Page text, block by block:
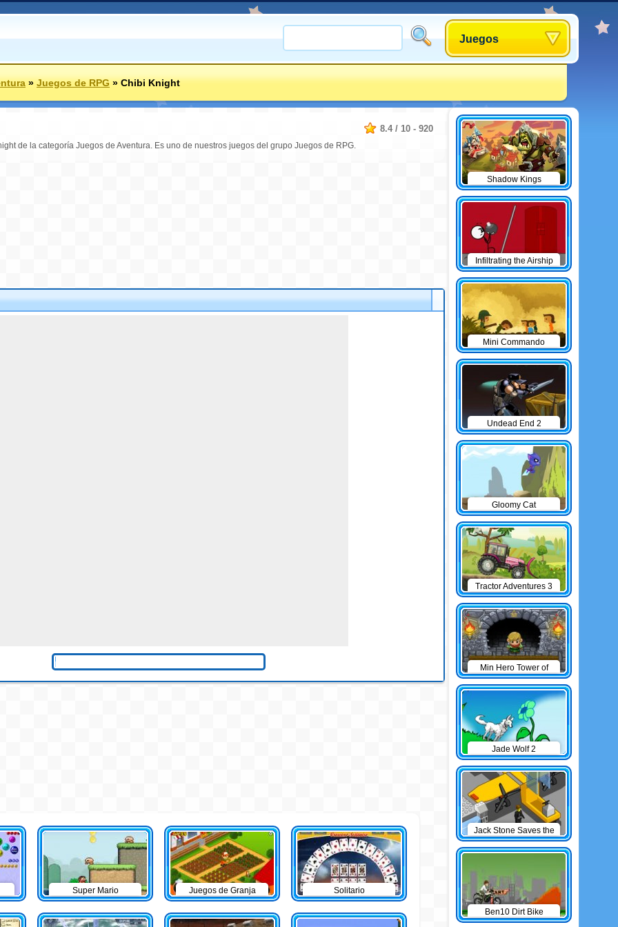
Juegos
»Juegos de RPG»Chibi Knight
8.4 / 10 - 920
de la categoría Juegos de Aventura. Es uno de nuestros juegos del grupo Juegos de RPG.
Super Mario Juegos de Granja Solitario
Shadow Kings
Infiltrating the Airship
Mini Commando
Undead End 2
Gloomy Cat
Tractor Adventures 3
game
Min Hero Tower of
Sage
Jade Wolf 2
Jack Stone Saves the
Day
Ben10 Dirt Bike